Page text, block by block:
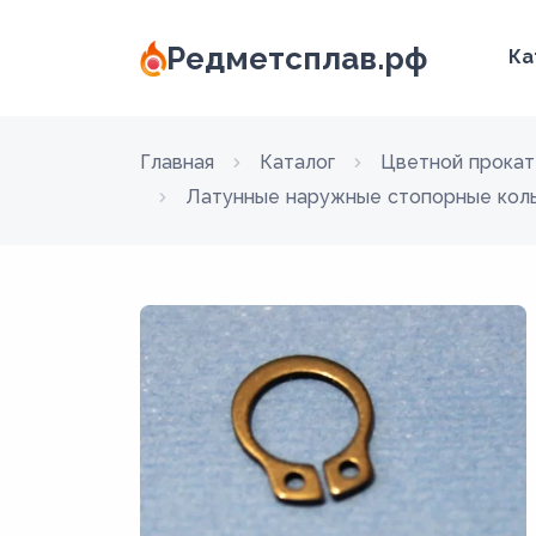
Редметсплав.рф
Главная Каталог
Цветной
Латунные наружные стопорные